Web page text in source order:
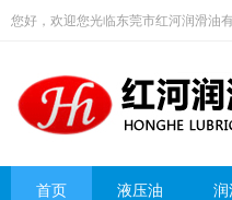
您好，欢迎您光临东莞市红河润滑油
首页 液压油 润